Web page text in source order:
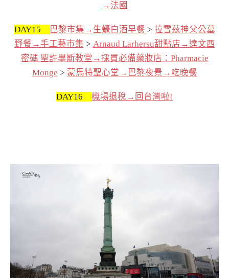
→法國
DAY15 巴黎市集→生蠔白酒早餐 > 拉雪茲神父公墓
野餐→手工藝市集 > Arnaud Larhersu甜點店→達文西
密碼 聖許畢斯教堂→採買必備藥妝店：Pharmacie
Monge > 蒙馬特聖心堂→巴黎夜景→吃晚餐
DAY16 機場退稅→回台灣啦!